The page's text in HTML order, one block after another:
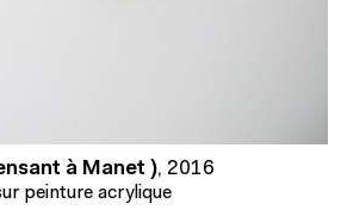
à Manet ), 2016
peinture acrylique